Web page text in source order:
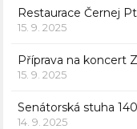
Restaurace Černej
15. 9. 2025
Příprava na koncert
15. 9. 2025
Senátorská stuha
14. 9. 2025